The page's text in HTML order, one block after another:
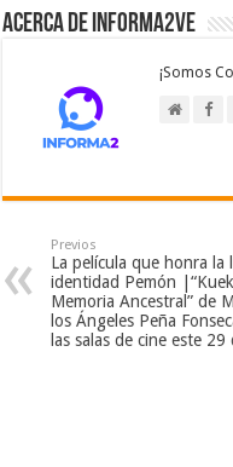
Acerca de Informa2Ve
¡Somos
Previos
La película que honra la
identidad Pemón
Memoria Ancestral” de
los Ángeles Peña
las salas de cine este 29